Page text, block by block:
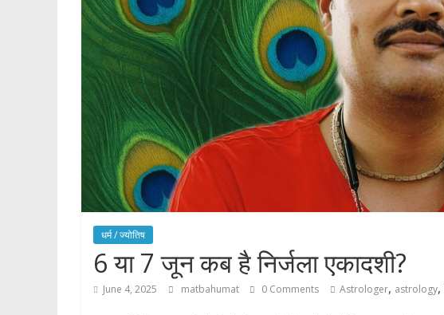
धर्म / ज्योतिष
6 या 7 जून कब है निर्जला एकादशी?
June 4, 2025 matbahumat 0 Comments Astrologer, astrology,